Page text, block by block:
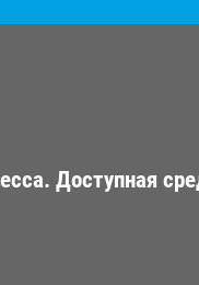
Доступная